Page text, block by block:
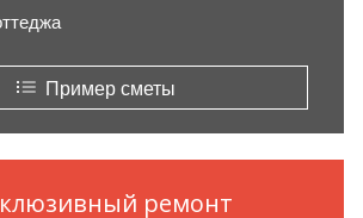
Пример сметы
ремонт